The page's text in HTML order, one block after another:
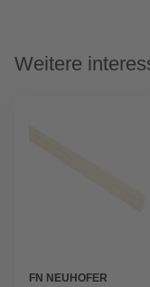
Weitere
FN NEUHOFER